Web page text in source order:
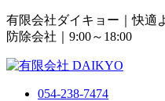
有限会社ダイキョー｜快適
防除会社 ｜9:00～18:00
054-238-7474